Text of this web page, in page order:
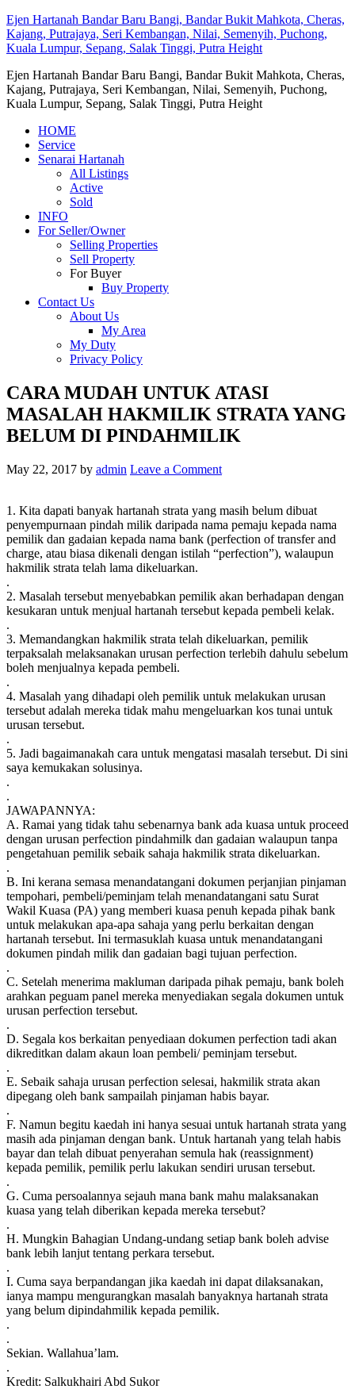
Ejen Hartanah Bandar Baru Bangi, Bandar Bukit Mahkota, Cheras,
Kajang, Putrajaya, Seri Kembangan, Nilai, Semenyih, Puchong,
Kuala Lumpur, Sepang, Salak Tinggi, Putra Height
Ejen Hartanah Bandar Baru Bangi, Bandar Bukit Mahkota, Cheras,
Kajang, Putrajaya, Seri Kembangan, Nilai, Semenyih, Puchong,
Kuala Lumpur, Sepang, Salak Tinggi, Putra Height
HOME
Service
Senarai Hartanah
All Listings
Active
Sold
INFO
For Seller/Owner
Selling Properties
Sell Property
For Buyer
Buy Property
Contact Us
About Us
My Area
My Duty
Privacy Policy
CARA MUDAH UNTUK ATASI
MASALAH HAKMILIK STRATA YANG
BELUM DI PINDAHMILIK
May 22, 2017 by admin Leave a Comment
1. Kita dapati banyak hartanah strata yang masih belum dibuat
penyempurnaan pindah milik daripada nama pemaju kepada nama
pemilik dan gadaian kepada nama bank (perfection of transfer and
charge, atau biasa dikenali dengan istilah “perfection”), walaupun
hakmilik strata telah lama dikeluarkan.
.
2. Masalah tersebut menyebabkan pemilik akan berhadapan dengan
kesukaran untuk menjual hartanah tersebut kepada pembeli kelak.
.
3. Memandangkan hakmilik strata telah dikeluarkan, pemilik
terpaksalah melaksanakan urusan perfection terlebih dahulu sebelum
boleh menjualnya kepada pembeli.
.
4. Masalah yang dihadapi oleh pemilik untuk melakukan urusan
tersebut adalah mereka tidak mahu mengeluarkan kos tunai untuk
urusan tersebut.
.
5. Jadi bagaimanakah cara untuk mengatasi masalah tersebut. Di sini
saya kemukakan solusinya.
.
.
JAWAPANNYA:
A. Ramai yang tidak tahu sebenarnya bank ada kuasa untuk proceed
dengan urusan perfection pindahmilk dan gadaian walaupun tanpa
pengetahuan pemilik sebaik sahaja hakmilik strata dikeluarkan.
.
B. Ini kerana semasa menandatangani dokumen perjanjian pinjaman
tempohari, pembeli/peminjam telah menandatangani satu Surat
Wakil Kuasa (PA) yang memberi kuasa penuh kepada pihak bank
untuk melakukan apa-apa sahaja yang perlu berkaitan dengan
hartanah tersebut. Ini termasuklah kuasa untuk menandatangani
dokumen pindah milik dan gadaian bagi tujuan perfection.
.
C. Setelah menerima makluman daripada pihak pemaju, bank boleh
arahkan peguam panel mereka menyediakan segala dokumen untuk
urusan perfection tersebut.
.
D. Segala kos berkaitan penyediaan dokumen perfection tadi akan
dikreditkan dalam akaun loan pembeli/ peminjam tersebut.
.
E. Sebaik sahaja urusan perfection selesai, hakmilik strata akan
dipegang oleh bank sampailah pinjaman habis bayar.
.
F. Namun begitu kaedah ini hanya sesuai untuk hartanah strata yang
masih ada pinjaman dengan bank. Untuk hartanah yang telah habis
bayar dan telah dibuat penyerahan semula hak (reassignment)
kepada pemilik, pemilik perlu lakukan sendiri urusan tersebut.
.
G. Cuma persoalannya sejauh mana bank mahu malaksanakan
kuasa yang telah diberikan kepada mereka tersebut?
.
H. Mungkin Bahagian Undang-undang setiap bank boleh advise
bank lebih lanjut tentang perkara tersebut.
.
I. Cuma saya berpandangan jika kaedah ini dapat dilaksanakan,
ianya mampu mengurangkan masalah banyaknya hartanah strata
yang belum dipindahmilik kepada pemilik.
.
.
Sekian. Wallahua’lam.
.
Kredit: Salkukhairi Abd Sukor